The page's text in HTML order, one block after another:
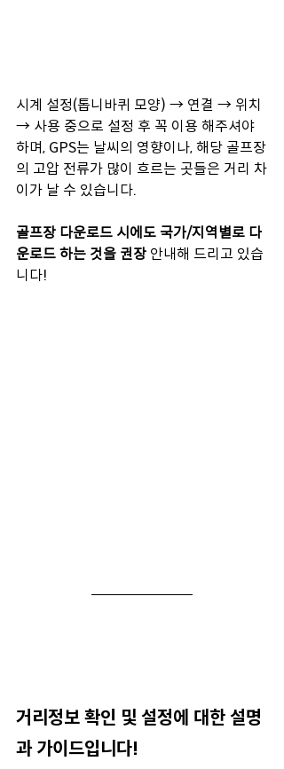
시계 설정(톱니바퀴 모양) → 연결 → 위치
→ 사용 중으로 설정 후 꼭 이용 해주셔야
하며, GPS는 날씨의 영향이나, 해당 골프장
의 고압 전류가 많이 흐르는 곳들은 거리 차
이가 날 수 있습니다.
골프장 다운로드 시에도 국가/지역별로 다
운로드 하는 것을 권장 안내해 드리고 있습
니다!
거리정보 확인 및 설정에 대한 설명
과 가이드입니다!